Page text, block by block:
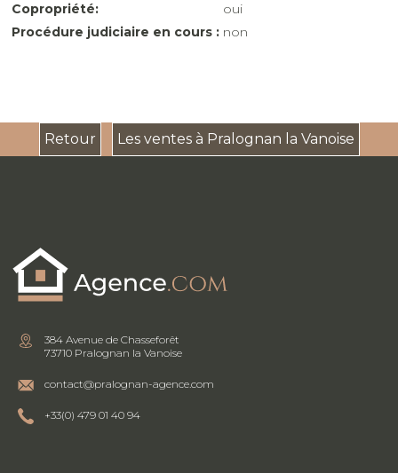
Copropriété:
oui
Procédure judiciaire en cours : non
Retour Les ventes à Pralognan la Vanoise
384 Avenue de Chasseforêt
73710 Pralognan la Vanoise
contact@pralognan-agence.com
+33(0) 479 01 40 94